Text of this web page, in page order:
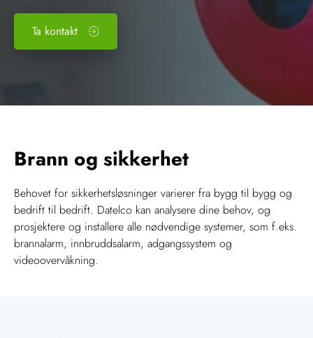
Ta kontakt
Brann og sikkerhet
Behovet for sikkerhetsløsninger varierer fra bygg til bygg og
bedrift til bedrift. Datelco kan analysere dine behov, og
prosjektere og installere alle nødvendige systemer, som f.eks.
brannalarm, innbruddsalarm, adgangssystem og
videoovervåkning.